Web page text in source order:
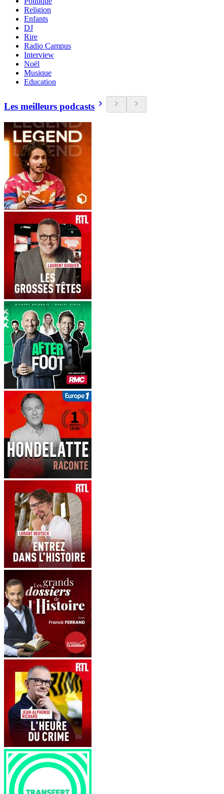
Religion
Enfants
DJ
Rire
Radio Campus
Interview
Noël
Musique
Education
Les meilleurs podcasts